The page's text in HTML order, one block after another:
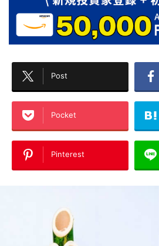
Post
Pocket
Pinterest